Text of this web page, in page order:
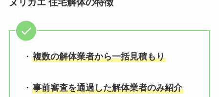
・ 複数の解体業者から一括見積もり
・ 事前審査を通過した解体業者のみ紹介